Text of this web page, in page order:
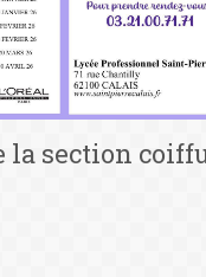
la section